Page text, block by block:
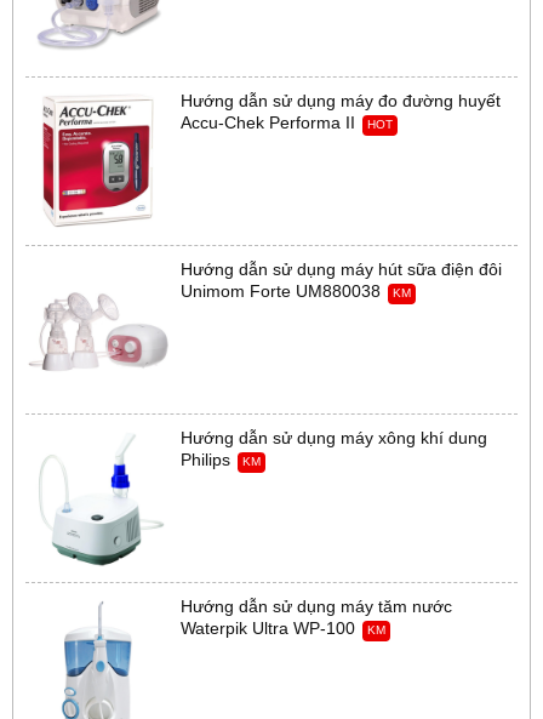
Hướng dẫn sử dụng máy đo đường huyết
Accu-Chek Performa II
HOT
Hướng dẫn sử dụng máy hút sữa điện đôi
Unimom Forte UM880038
KM
Hướng dẫn sử dụng máy xông khí dung
Philips
KM
Hướng dẫn sử dụng máy tăm nước
Waterpik Ultra WP-100
KM